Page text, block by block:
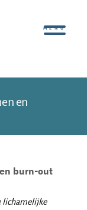
en
burn-out
lichamelijke